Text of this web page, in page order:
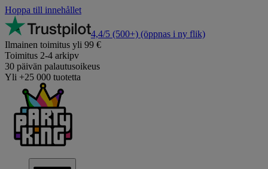
Hoppa till innehållet
4,4/5 (500+) (öppnas i ny flik)
Ilmainen toimitus yli 99 €
Toimitus 2-4 arkipv
30 päivän palautusoikeus
Yli +25 000 tuotetta